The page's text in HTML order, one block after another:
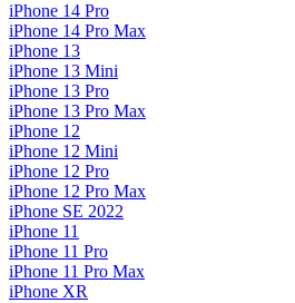
iPhone 14 Pro
iPhone 14 Pro Max
iPhone 13
iPhone 13 Mini
iPhone 13 Pro
iPhone 13 Pro Max
iPhone 12
iPhone 12 Mini
iPhone 12 Pro
iPhone 12 Pro Max
iPhone SE 2022
iPhone 11
iPhone 11 Pro
iPhone 11 Pro Max
iPhone XR